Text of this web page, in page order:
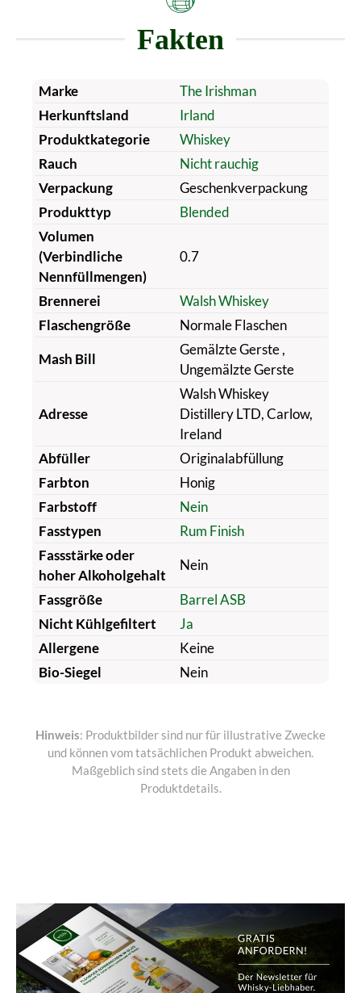
Fakten
Marke
The Irishman
Herkunftsland
Irland
Produktkategorie
Whiskey
Rauch
Nicht rauchig
Verpackung
Geschenkverpackung
Produkttyp
Blended
Volumen
(Verbindliche
Nennfüllmengen)
0.7
Brennerei
Walsh Whiskey
Flaschengröße
Normale Flaschen
Mash Bill
Gemälzte Gerste,
Ungemälzte Gerste
Adresse
Walsh Whiskey
Distillery LTD, Carlow,
Ireland
Abfüller
Originalabfüllung
Farbton
Honig
Farbstoff
Nein
Fasstypen
Rum Finish
Fassstärke oder
hoher Alkoholgehalt
Nein
Fassgröße
Barrel ASB
Nicht Kühlgefiltert
Ja
Allergene
Keine
Bio-Siegel
Nein
Hinweis: Produktbilder sind nur für illustrative Zwecke
und können vom tatsächlichen Produkt abweichen.
Maßgeblich sind stets die Angaben in den
Produktdetails.